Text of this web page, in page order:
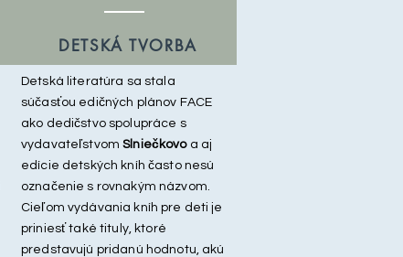
Detská literatúra sa stala
súčasťou edičných plánov FACE
ako dedičstvo spolupráce s
vydavateľstvomSlniečkovo a aj
edície detských kníh často nesú
označenie s rovnakým názvom.
Cieľom vydávania kníh pre deti je
priniesť také tituly, ktoré
predstavujú pridanú hodnotu, akú
DETSKÁ TVORBA